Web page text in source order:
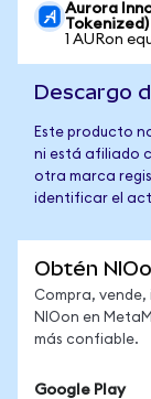
Aurora
Tokenized)
1 AURon
Descargo
Este producto
ni está afiliado
otra marca
identificar el
Obtén
Compra,
NIOon en
más confiable.
Google Play